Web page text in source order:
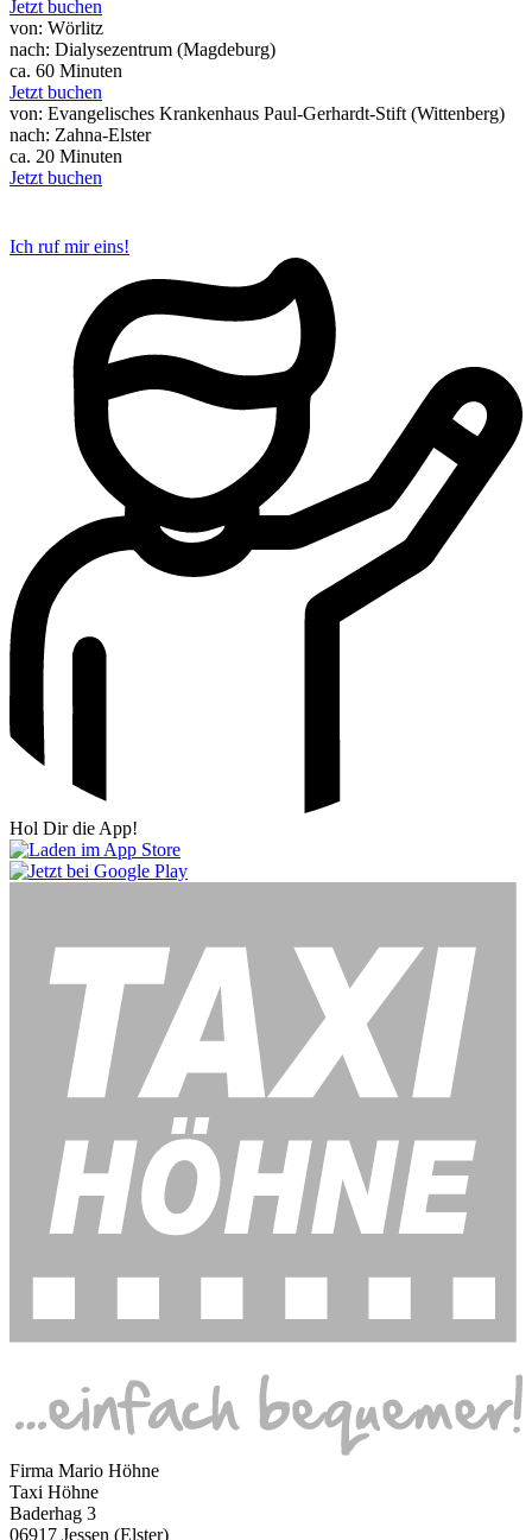
Jetzt buchen
von: Wörlitz
nach: Dialysezentrum (Magdeburg)
ca. 60 Minuten
Jetzt buchen
von: Evangelisches Krankenhaus Paul-Gerhardt-Stift (Wittenberg)
nach: Zahna-Elster
ca. 20 Minuten
Jetzt buchen
Ich ruf mir eins!
Hol Dir die App!
Firma Mario Höhne
Taxi Höhne
Baderhag 3
06917 Jessen (Elster)